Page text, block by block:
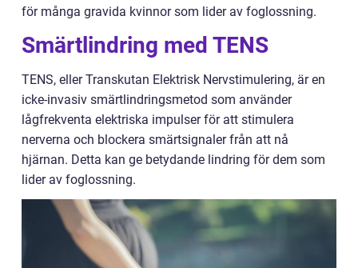
för många gravida kvinnor som lider av foglossning.
Smärtlindring med TENS
TENS, eller Transkutan Elektrisk Nervstimulering, är en
icke-invasiv smärtlindringsmetod som använder
lågfrekventa elektriska impulser för att stimulera
nerverna och blockera smärtsignaler från att nå
hjärnan. Detta kan ge betydande lindring för dem som
lider av foglossning.